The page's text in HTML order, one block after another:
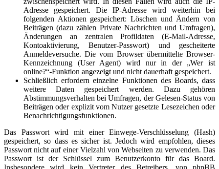
Adresse gespeichert. Die IP-Adresse wird weiterhin bei
folgenden Aktionen gespeichert: Löschen und Ändern von
Beiträgen (dazu zählen Private Nachrichten und Umfragen),
Änderungen an zentralen Profildaten (E-Mail-Adresse,
Kontoaktivierung, Benutzer-Passwort) und gescheiterte
Anmeldeversuche. Die vom Browser übermittelte Browser-
Kennzeichnung (User Agent) wird nur in der „Wer ist
online?“-Funktion angezeigt und nicht dauerhaft gespeichert.
Schließlich erfordern einzelne Funktionen des Boards, dass
weitere Daten gespeichert werden. Dazu gehören
Abstimmungsverhalten bei Umfragen, der Gelesen-Status von
Beiträgen oder explizit vom Nutzer gesetzte Lesezeichen oder
Benachrichtigungsfunktionen.
Das Passwort wird mit einer Einwege-Verschlüsselung (Hash)
gespeichert, so dass es sicher ist. Jedoch wird empfohlen, dieses
Passwort nicht auf einer Vielzahl von Webseiten zu verwenden. Das
Passwort ist der Schlüssel zum Benutzerkonto für das Board.
Insbesondere wird kein Vertreter des Betreibers, von phpBB